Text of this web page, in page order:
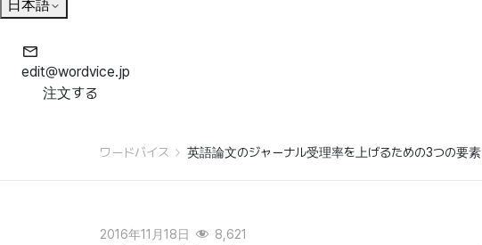
日本語
edit@wordvice.jp
注文する
ワードバイス 英語論文のジャーナル受理率を上げるための3つの要素
2016年11月18日 8,621